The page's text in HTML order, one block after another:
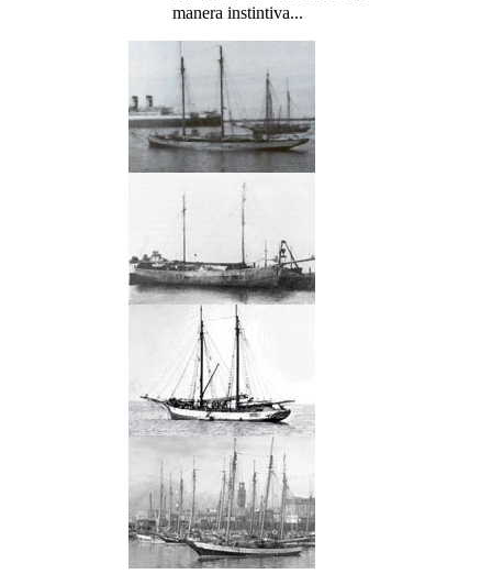
manera instintiva...